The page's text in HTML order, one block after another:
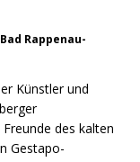
Rappenau-
Künstler und
des kalten
Gestapo-